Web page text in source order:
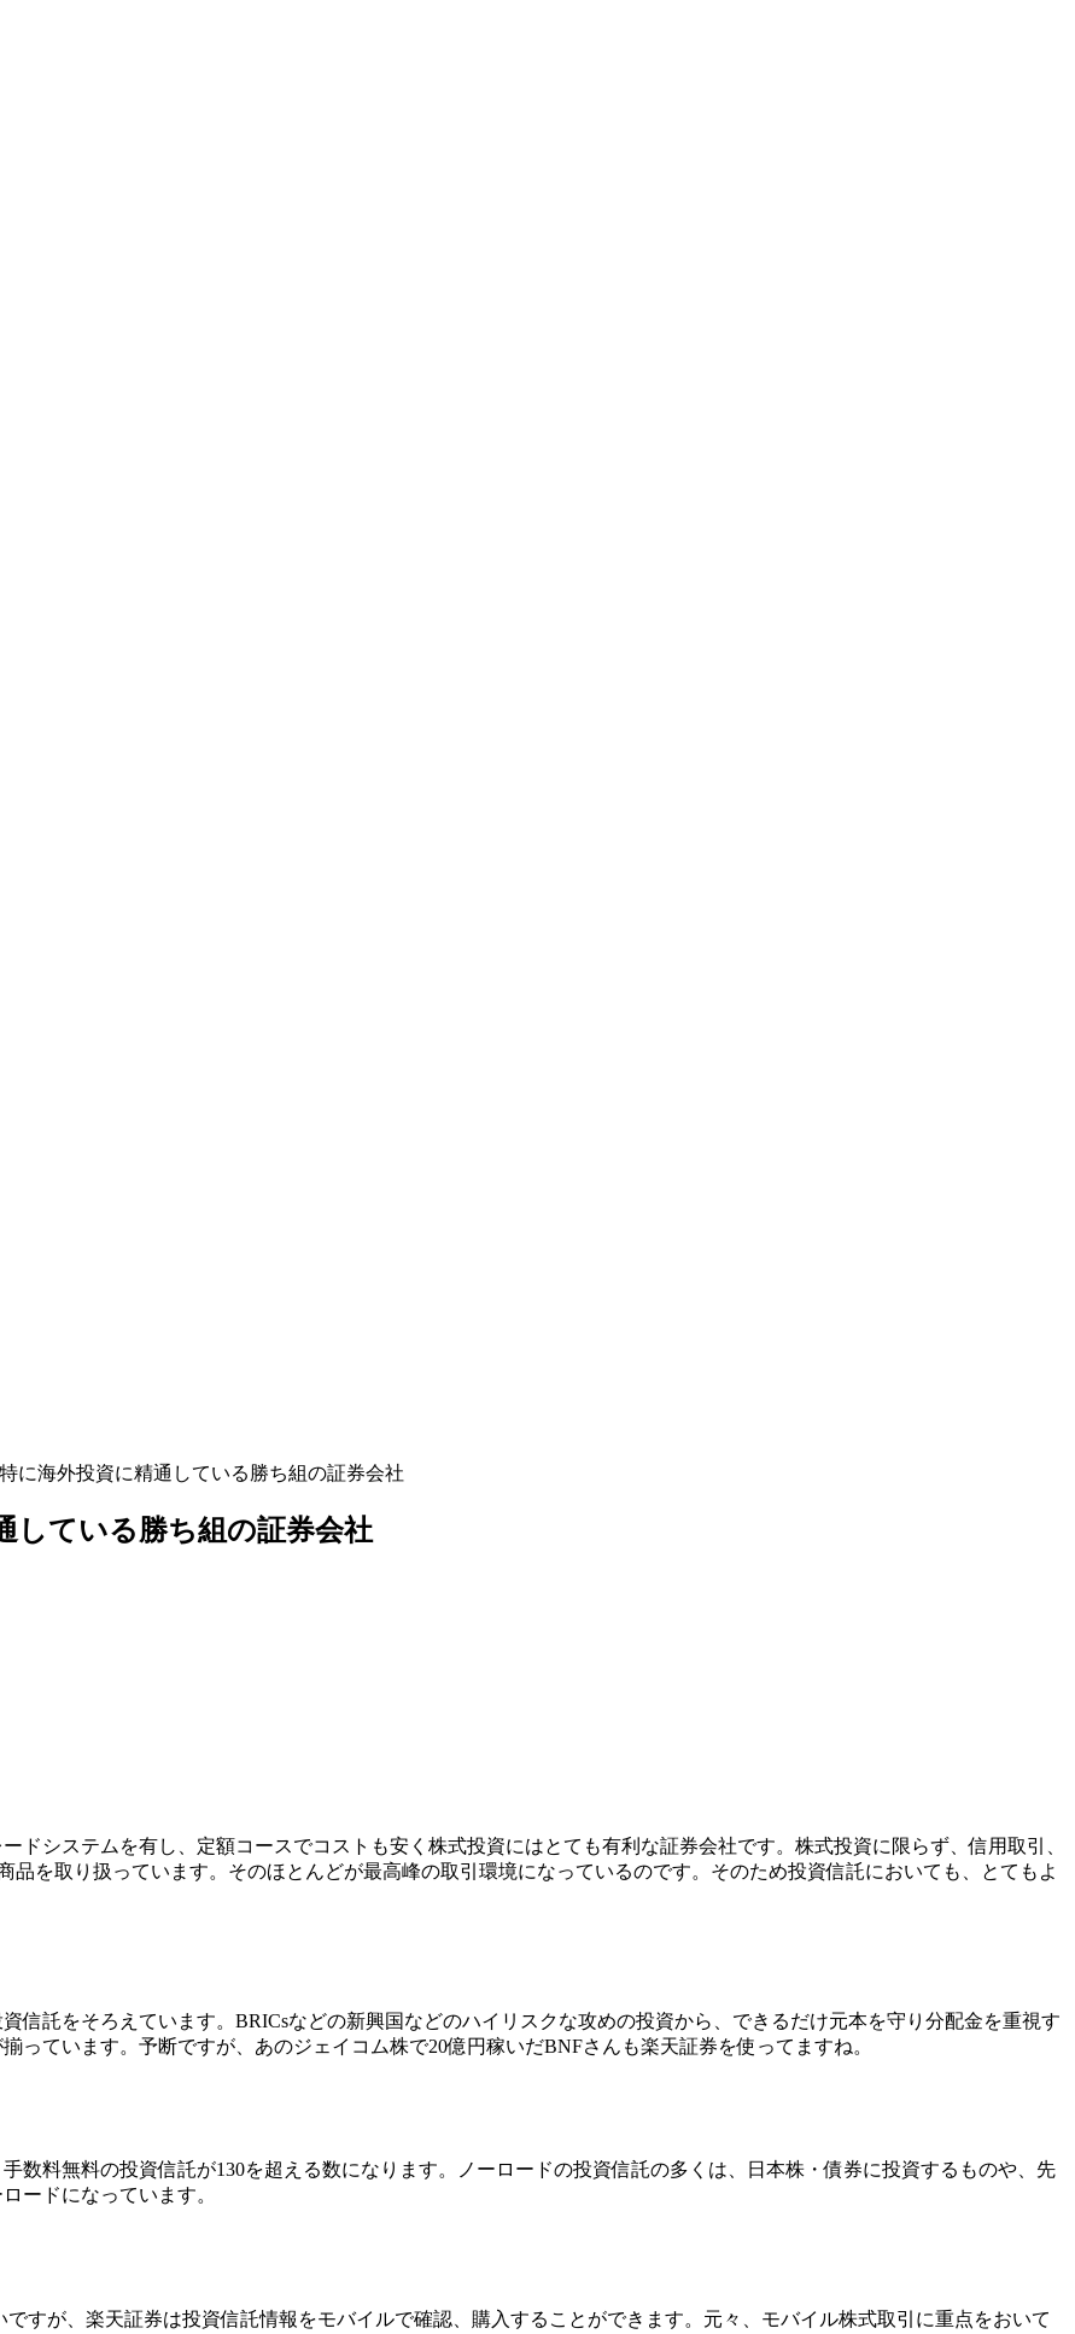
に海外投資に精通している勝ち組の証券会社
している勝ち組の証券会社
ドシステムを有し、定額コースでコストも安く株式投資にはとても有利な証券会社です。株式投資に限らず、信用取引、
品を取り扱っています。そのほとんどが最高峰の取引環境になっているのです。そのため投資信託においても、とてもよ
信託をそろえています。BRICsなどの新興国などのハイリスクな攻めの投資から、できるだけ元本を守り分配金を重視す
っています。予断ですが、あのジェイコム株で20億円稼いだBNFさんも楽天証券を使ってますね。
数料無料の投資信託が130を超える数になります。ノーロードの投資信託の多くは、日本株・債券に投資するものや、先
ードになっています。
すが、楽天証券は投資信託情報をモバイルで確認、購入することができます。元々、モバイル株式取引に重点をおいて